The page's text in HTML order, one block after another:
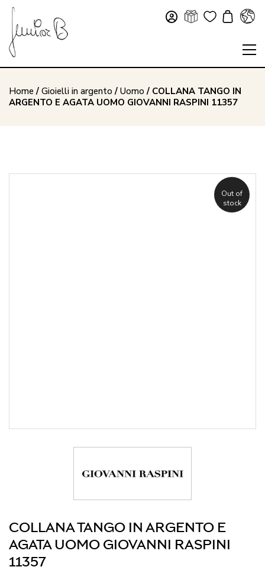
Home / Gioielli in argento / Uomo / COLLANA TANGO IN
ARGENTO E AGATA UOMO GIOVANNI RASPINI 11357
Out of
stock
COLLANA TANGO IN ARGENTO E
AGATA UOMO GIOVANNI RASPINI
11357